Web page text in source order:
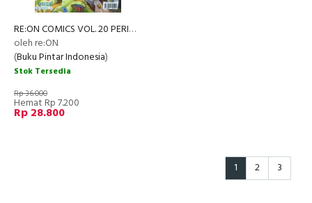
RE:ON COMICS VOL. 20 PERIODICAL COMICS COMPILATION
oleh re:ON
(Buku Pintar Indonesia)
Stok Tersedia
Rp 36.000
Hemat Rp 7.200
Rp 28.800
1 2 3